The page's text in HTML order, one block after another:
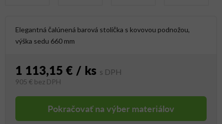
Elegantná čalúnená barová stolička s kovovou podnožou,
výška sedu 660 mm
1 113,15 € / ks
905 € bez DPH
Pokračovať na výber materiálov